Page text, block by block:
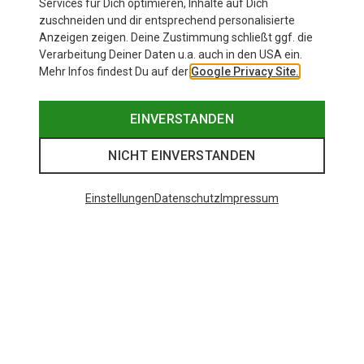
Zur Produktseite
Services für Dich optimieren, Inhalte auf Dich
zuschneiden und dir entsprechend personalisierte
Anzeigen zeigen. Deine Zustimmung schließt ggf. die
Verarbeitung Deiner Daten u.a. auch in den USA ein.
Mehr Infos findest Du auf der Google Privacy Site.
EINVERSTANDEN
NICHT EINVERSTANDEN
EinstellungenDatenschutz Impressum